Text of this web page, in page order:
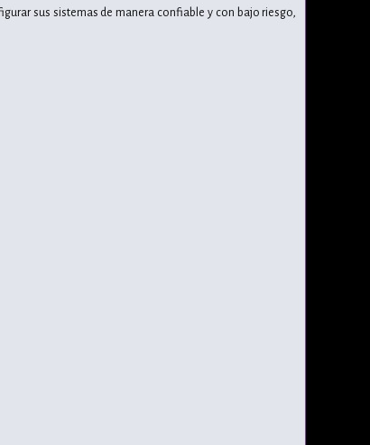
sus sistemas de manera confiable y con bajo riesgo,